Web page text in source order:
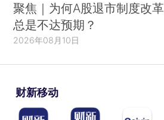
聚焦｜为何A股退市制度改革
总是不达预期？
2026年08月10日
财新移动